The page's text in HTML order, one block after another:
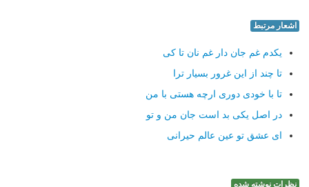
اشعار مرتبط
یکدم غم جان دار غم نان تا کی
تا چند از این غرور بسیار ترا
تا با خودی دوری ارچه هستی با من
در اصل یکی بد است جان من و تو
ای عشق تو عین عالم حیرانی
نظرات نوشته شده